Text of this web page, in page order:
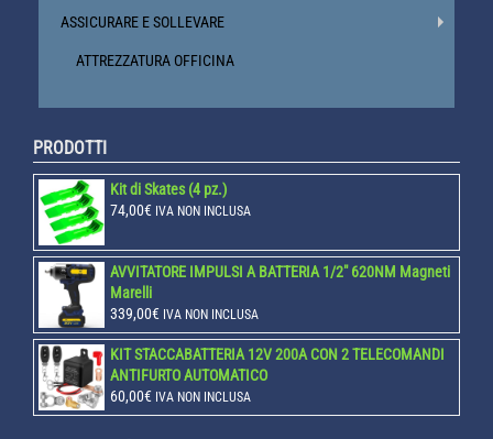
ASSICURARE E SOLLEVARE
ATTREZZATURA OFFICINA
PRODOTTI
Kit di Skates (4 pz.)
74,00€ IVA NON INCLUSA
AVVITATORE IMPULSI A BATTERIA 1/2" 620NM Magneti
Marelli
339,00€ IVA NON INCLUSA
KIT STACCABATTERIA 12V 200A CON 2 TELECOMANDI
ANTIFURTO AUTOMATICO
60,00€ IVA NON INCLUSA